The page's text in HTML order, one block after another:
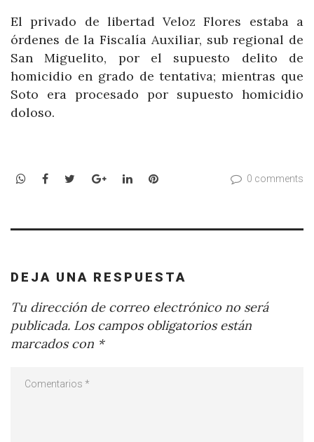
El privado de libertad Veloz Flores estaba a
órdenes de la Fiscalía Auxiliar, sub regional de
San Miguelito, por el supuesto delito de
homicidio en grado de tentativa; mientras que
Soto era procesado por supuesto homicidio
doloso.
WhatsApp
Facebook
TwitterGoogle+LinkedInPinterest 0 comments
DEJA UNA RESPUESTA
Tu dirección de correo electrónico no será
publicada. Los campos obligatorios están
marcados con *